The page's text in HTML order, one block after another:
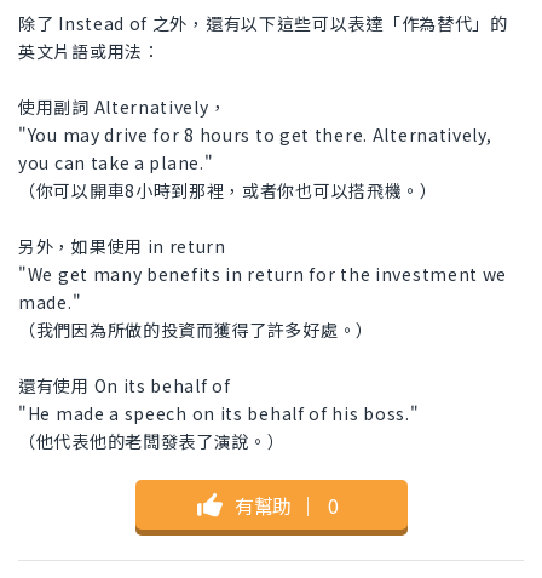
除了 Instead of 之外，還有以下這些可以表達「作為替代」的
英文片語或用法：
使用副詞 Alternatively，
"You may drive for 8 hours to get there. Alternatively,
you can take a plane."
（你可以開車8小時到那裡，或者你也可以搭飛機。）
另外，如果使用 in return
"We get many benefits in return for the investment we
made."
（我們因為所做的投資而獲得了許多好處。）
還有使用 On its behalf of
"He made a speech on its behalf of his boss."
（他代表他的老闆發表了演說。）
有幫助 ｜ 0